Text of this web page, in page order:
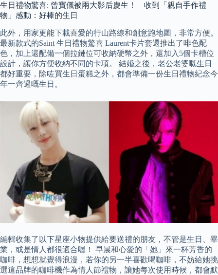
生日禮物驚喜: 曾寶儀被兩大影后慶生！ 收到「親自手作禮
物」感動：好棒的生日
此外，用家更能下載喜愛的行山路線和創意跑地圖，非常方便。
最新款式的Saint 生日禮物驚喜 Laurent卡片套還推出了啡色配
色，加上還配備一個拉鏈位可收納硬幣之外，還加入5個卡槽位
設計，讓你方便收納不同的卡項。 結婚之後，老公老婆嘅生日
都好重要，除咗買生日蛋糕之外，都會準備一份生日禮物紀念今
年一齊過嘅生日。
編輯收集了以下星座小物提供給要送禮的朋友，不管是生日、畢
業，或是情人都很適合喔！ 早晨和心愛的「她」來一杯芳香的
咖啡，想想就覺得浪漫，若你的另一半喜歡喝咖啡，不妨給她挑
選這品牌的咖啡機作為情人節禮物，讓她每次使用時候，都會默